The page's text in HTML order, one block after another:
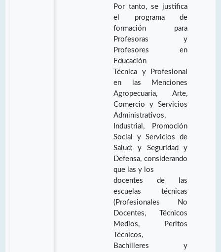
Por tanto, se justifica
el programa de
formación para
Profesoras y
Profesores en
Educación
Técnica y Profesional
en las Menciones
Agropecuaria, Arte,
Comercio y Servicios
Administrativos,
Industrial, Promoción
Social y Servicios de
Salud; y Seguridad y
Defensa, considerando
que las y los
docentes de las
escuelas técnicas
(Profesionales No
Docentes, Técnicos
Medios, Peritos
Técnicos,
Bachilleres y